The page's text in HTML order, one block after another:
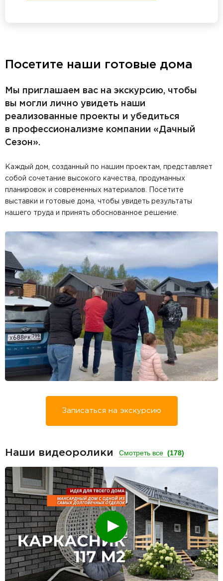
Посетите наши готовые дома
Мы приглашаем вас на экскурсию, чтобы
вы могли лично увидеть наши
реализованные проекты и убедиться
в профессионализме компании «Дачный
Сезон».
Каждый дом, созданный по нашим проектам, представляет
собой сочетание высокого качества, продуманных
планировок и современных материалов. Посетите
выставки и готовые дома, чтобы увидеть результаты
нашего труда и принять обоснованное решение.
Записаться на экскурсию
Наши видеоролики Смотреть все (178)
Смотреть